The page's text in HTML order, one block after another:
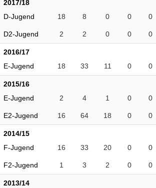
2017/18
D-Jugend
18 8 0 0 0
D2-Jugend 2 2 0 0 0
2016/17
E-Jugend
18 33 11 0 0
2015/16
E-Jugend
2 4 1 0 0
E2-Jugend 16 64 18 0 0
2014/15
F-Jugend
16 33 20 0 0
F2-Jugend 1 3 2 0 0
2013/14